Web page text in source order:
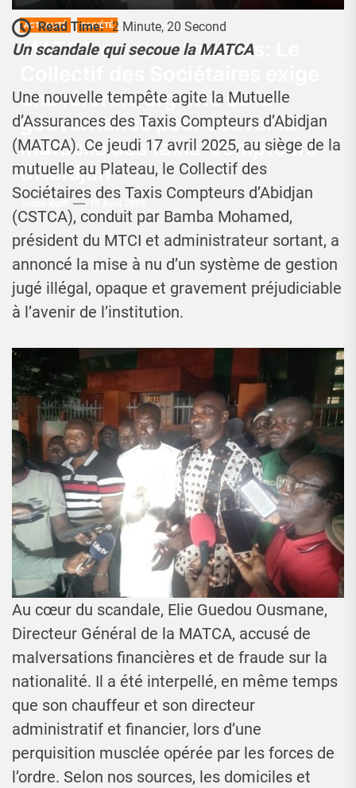
ACTUALITÉ SOCIÉTÉ
MATCA en eaux troubles: Le
une réforme urgente de la
gouvernance pour sauver la
mutuelle des taxis-compteurs
d’Abidjan
Read Time: 2 Minute, 20 Second
Un scandale qui secoue la MATCA
Une nouvelle tempête agite la Mutuelle
d’Assurances des Taxis Compteurs d’Abidjan
(MATCA). Ce jeudi 17 avril 2025, au siège de la
mutuelle au Plateau, le Collectif des
Sociétaires des Taxis Compteurs d’Abidjan
(CSTCA), conduit par Bamba Mohamed,
président du MTCI et administrateur sortant, a
annoncé la mise à nu d’un système de gestion
jugé illégal, opaque et gravement préjudiciable
à l’avenir de l’institution.
Au cœur du scandale, Elie Guedou Ousmane,
Directeur Général de la MATCA, accusé de
malversations financières et de fraude sur la
nationalité. Il a été interpellé, en même temps
que son chauffeur et son directeur
administratif et financier, lors d’une
perquisition musclée opérée par les forces de
l’ordre. Selon nos sources, les domiciles et